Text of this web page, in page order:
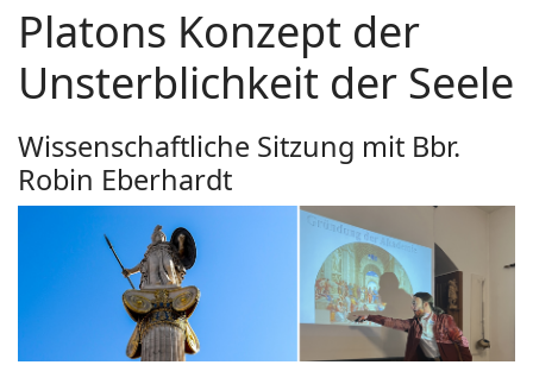
Platons Konzept der
Unsterblichkeit der Seele
Wissenschaftliche Sitzung mit Bbr.
Robin Eberhardt